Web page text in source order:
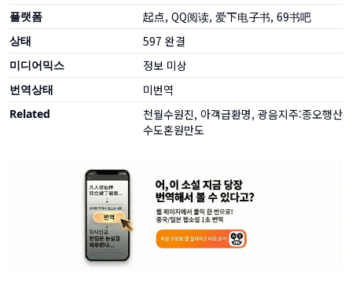
플랫폼
起点, QQ阅读, 爱下电子书, 69书吧
상태 597 완결
미디어믹스 정보 미상
번역상태 미번역
Related
천월수원진, 아객급환명, 광음지주:종오행산
수도혼원만도